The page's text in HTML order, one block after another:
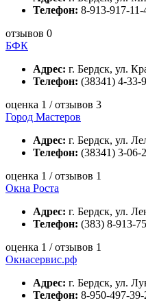
Телефон: 8-913-917-11-
отзывов 0
БФК
Адрес: г. Бердск, ул.
Телефон: (38341) 4-33-
оценка 1 / отзывов 3
Город Мастеров
Адрес: г. Бердск, ул.
Телефон: (38341) 3-06-
оценка 1 / отзывов 1
Окна Роста
Адрес: г. Бердск, ул.
Телефон: (383) 8-913-
оценка 1 / отзывов 1
Окнасервис.рф
Адрес: г. Бердск, ул.
Телефон: 8-950-497-39-